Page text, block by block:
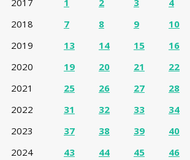
2017 1 2 3 4
2018
7 8 9 10
2019
13 14 15 16
2020
19 20 21 22
2021
25 26 27 28
2022
31 32 33 34
2023
37 38 39 40
2024
43 44 45 46